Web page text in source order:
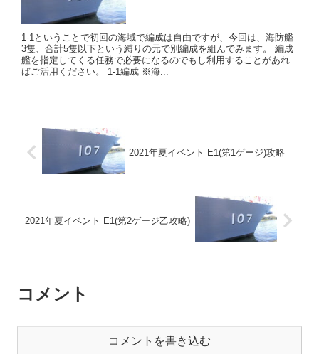
1-1ということで初回の海域で編成は自由ですが、今回は、海防艦
3隻、合計5隻以下という縛りの元で別編成を組んでみます。 編成
艦を指定してくる任務で必要になるのでもし利用することがあれ
ばご活用ください。 1-1編成 ※海...
2021年夏イベント E1(第1ゲージ)攻略
2021年夏イベント E1(第2ゲージ乙攻略)
コメント
コメントを書き込む